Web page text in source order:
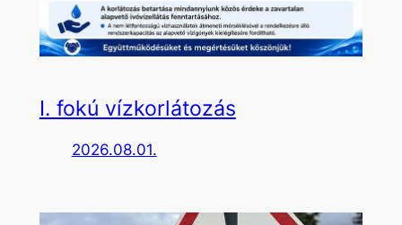
I. fokú vízkorlátozás
2026.08.01.